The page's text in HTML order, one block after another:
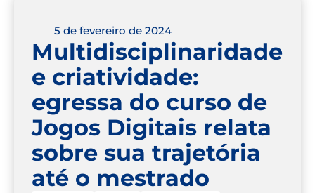
5 de fevereiro de 2024
Multidisciplinaridade
e criatividade:
egressa do curso de
Jogos Digitais relata
sobre sua trajetória
até o mestrado